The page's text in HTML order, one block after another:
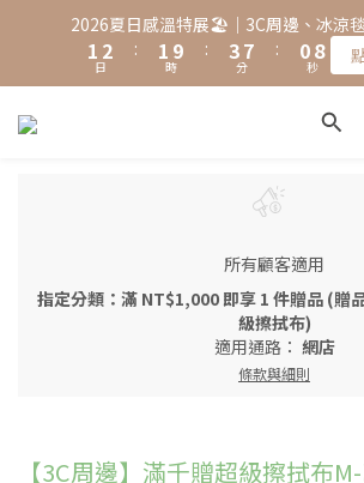
2026夏日感溫特展🏖️｜3C周邊、冰涼
2
1
0
3
2
1
日
:
2
1
0
9
8
0
時
:
4
3
2
8
7
6
1
分
:
1
0
9
8
7
5
0
秒
所有顧客適用
指定分類：滿 NT$1,000 即享 1 件贈品 (贈
級擦拭布)
適用通路： 網店
條款與細則
【3C周邊】滿千贈超級擦拭布